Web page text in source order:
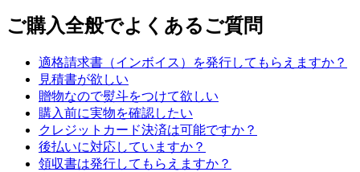
ご購入全般でよくあるご質問
適格請求書（インボイス）を発行してもらえますか？
見積書が欲しい
贈物なので熨斗をつけて欲しい
購入前に実物を確認したい
クレジットカード決済は可能ですか？
後払いに対応していますか？
領収書は発行してもらえますか？